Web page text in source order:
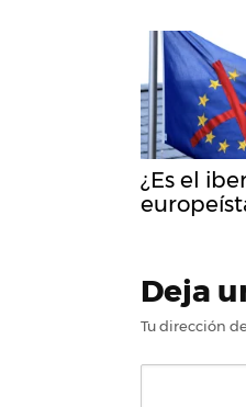
¿Es el
Deja
Tu dirección